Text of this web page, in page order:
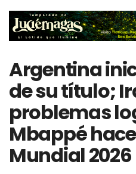
Argentina
de su título;
problemas
Mbappé
Mundial 2026